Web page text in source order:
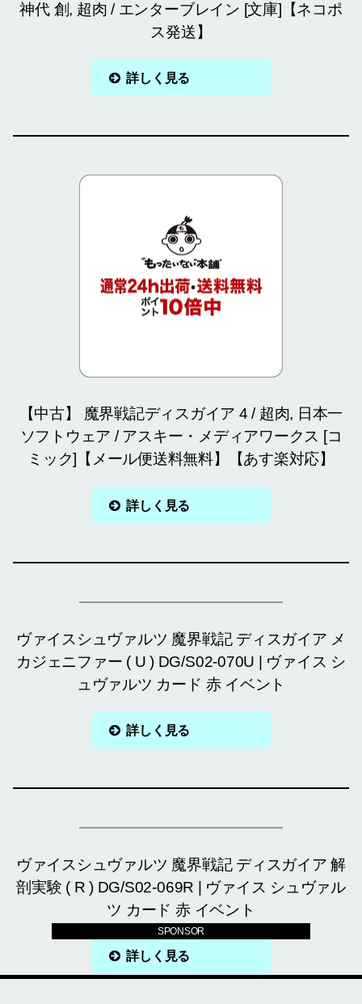
神代 創, 超肉 / エンターブレイン [文庫]【ネコポ
ス発送】
詳しく見る
【中古】 魔界戦記ディスガイア 4 / 超肉, 日本一
ソフトウェア / アスキー・メディアワークス [コ
ミック]【メール便送料無料】【あす楽対応】
詳しく見る
ヴァイスシュヴァルツ 魔界戦記 ディスガイア メ
カジェニファー ( U ) DG/S02-070U | ヴァイス シ
ュヴァルツ カード 赤 イベント
詳しく見る
ヴァイスシュヴァルツ 魔界戦記 ディスガイア 解
剖実験 ( R ) DG/S02-069R | ヴァイス シュヴァル
ツ カード 赤 イベント
詳しく見る
SPONSOR